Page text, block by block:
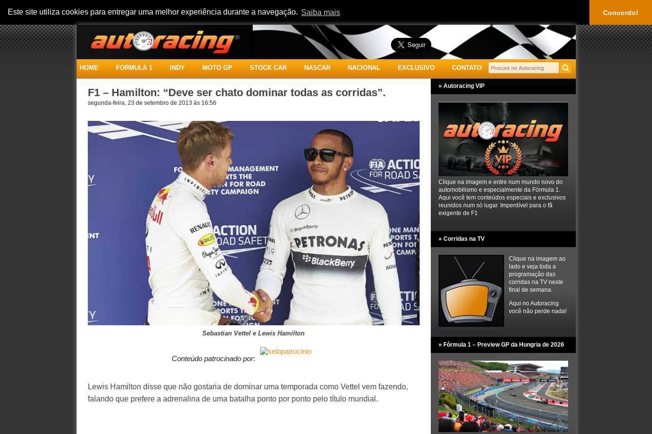
Este site utiliza cookies para entregar uma melhor experiência durante a navegação. Saiba mais Concordo!
HOME FORMULA 1 INDY MOTO GP STOCK CAR NASCAR NACIONAL EXCLUSIVO CONTATO
F1 – Hamilton: “Deve ser chato dominar todas as corridas”.
segunda-feira, 23 de setembro de 2013 às 16:56
Sebastian Vettel e Lewis Hamilton
Conteúdo patrocinado por:
Lewis Hamilton disse que não gostaria de dominar uma temporada como Vettel vem fazendo,
falando que prefere a adrenalina de uma batalha ponto por ponto pelo título mundial.
» Autoracing VIP
Clique na imagem e entre num mundo novo do
automobilismo e especialmente da Fórmula 1.
Aqui você tem conteúdos especiais e exclusivos
reunidos num só lugar. Imperdível para o fã
exigente de F1
» Corridas na TV
Clique na imagem ao
lado e veja toda a
programação das
corridas na TV neste
final de semana.
Aqui no Autoracing
você não perde nada!
» Fórmula 1 – Preview GP da Hungria de 2026